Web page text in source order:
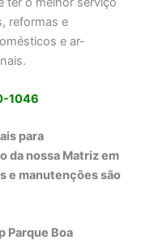
reformas e
e ar-
1046
para
da nossa Matriz em
e manutenções são
Parque Boa